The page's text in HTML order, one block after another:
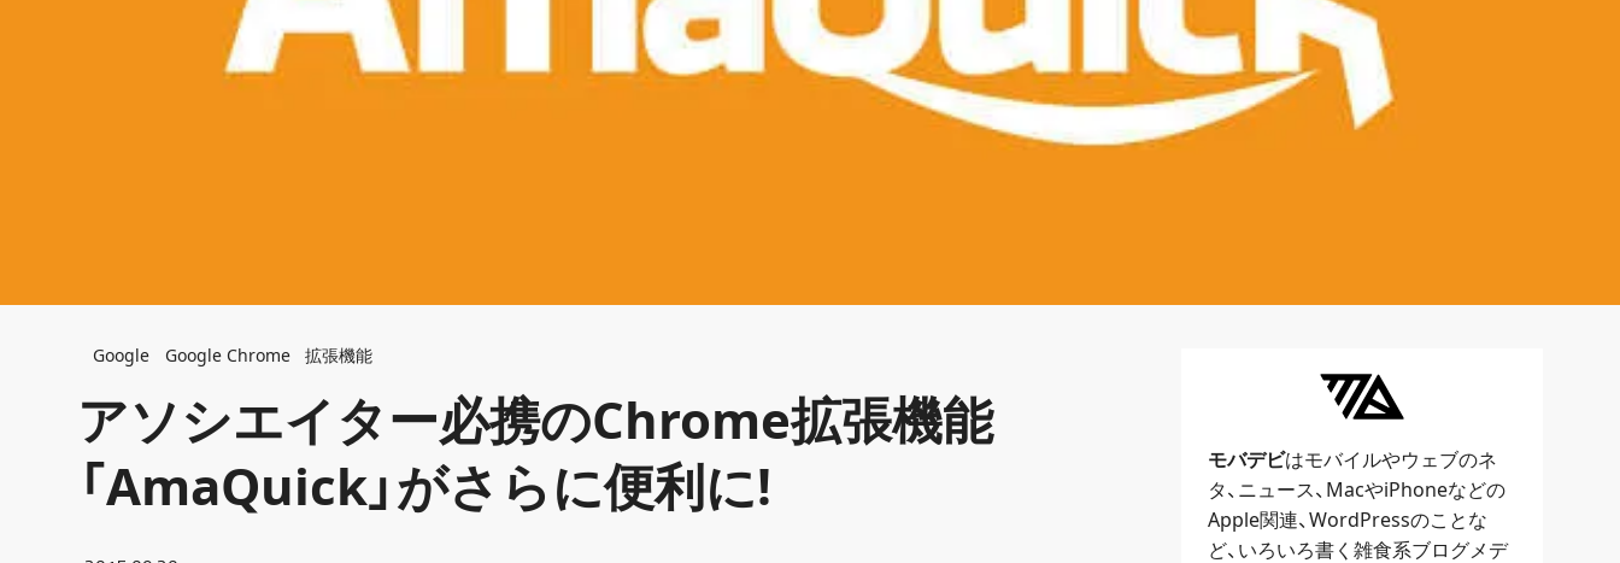
Breadcrumb
Google Google Chrome 拡張機能
アソシエイター必携のChrome拡張機能
「AmaQuick」がさらに便利に!
モバデビはモバイルやウェブのネ
タ、 ニュース、 MacやiPhoneなどの
Apple関連、WordPressのことな
ど、いろいろ書く雑食系ブログメデ